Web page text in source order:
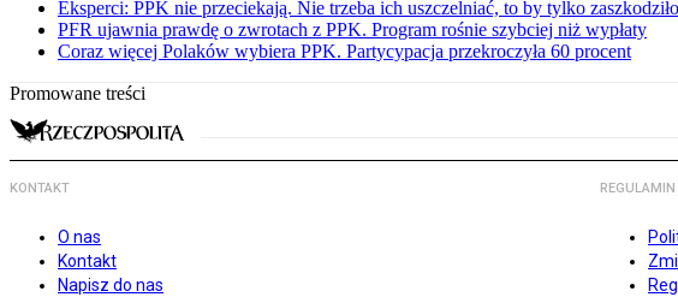
Eksperci: PPK nie przeciekają. Nie trzeba ich uszczelniać, to by tylko zaszkodziło
PFR ujawnia prawdę o zwrotach z PPK. Program rośnie szybciej niż wypłaty
Coraz więcej Polaków wybiera PPK. Partycypacja przekroczyła 60 procent
Promowane treści
KONTAKT
O nas
Kontakt
Napisz do nas
REGULAMIN